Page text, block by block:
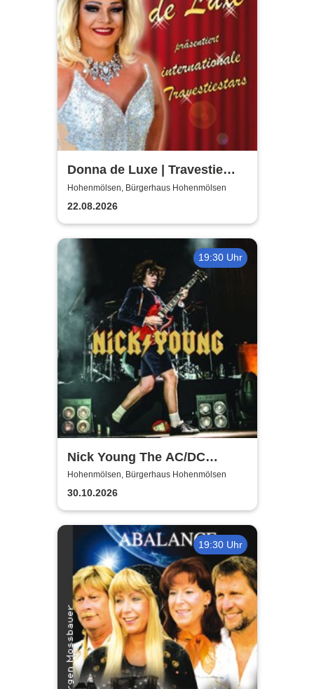
Donna de Luxe | Travestie
Show
Hohenmölsen, Bürgerhaus Hohenmölsen
22.08.2026
19:30 Uhr
Nick Young The AC/DC
Master-Band
Hohenmölsen, Bürgerhaus Hohenmölsen
30.10.2026
19:30 Uhr